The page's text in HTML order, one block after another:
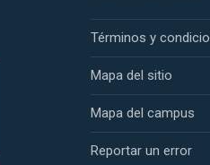
Términos y
Mapa del sitio
Mapa del campus
Reportar un error